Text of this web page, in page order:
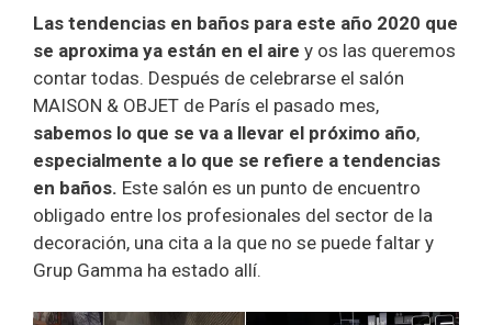
Las tendencias en baños para este año 2020 que
se aproxima ya están en el aire y os las queremos
contar todas. Después de celebrarse el salón
MAISON & OBJET de París el pasado mes,
sabemos lo que se va a llevar el próximo año,
especialmente a lo que se refiere a tendencias
en baños. Este salón es un punto de encuentro
obligado entre los profesionales del sector de la
decoración, una cita a la que no se puede faltar y
Grup Gamma ha estado allí.